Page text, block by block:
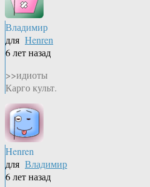
Владимир
для Henren
6 лет назад
>>идиоты
Карго культ.
Henren
для Владимир
6 лет назад